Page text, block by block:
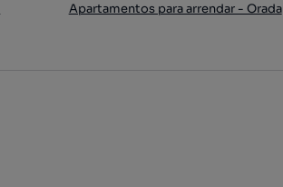
Apartamentos para arrendar - Orada